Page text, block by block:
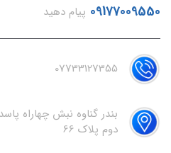
09177009550 پیام دهید
07733127355
بندر گناوه نبش چهاراه
دوم پلاک 66